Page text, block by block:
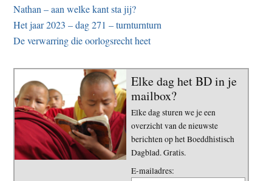
Nathan – aan welke kant sta jij?
Het jaar 2023 – dag 271 – turnturnturn
De verwarring die oorlogsrecht heet
Elke dag het BD in je
mailbox?
Elke dag sturen we je een
overzicht van de nieuwste
berichten op het Boeddhistisch
Dagblad. Gratis.
E-mailadres: